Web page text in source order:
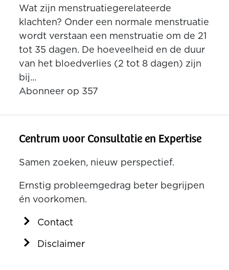
Wat zijn menstruatiegerelateerde
klachten? Onder een normale menstruatie
wordt verstaan een menstruatie om de 21
tot 35 dagen. De hoeveelheid en de duur
van het bloedverlies (2 tot 8 dagen) zijn
bij...
Abonneer op 357
Centrum voor Consultatie en Expertise
Samen zoeken, nieuw perspectief.
Ernstig probleemgedrag beter begrijpen
én voorkomen.
Contact
Disclaimer